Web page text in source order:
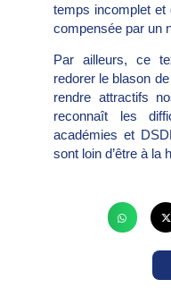
temps incomplet et
compensée par un
Par ailleurs, ce
redorer le blason
rendre attractifs
reconnaît les
académies et
sont loin d’être à la